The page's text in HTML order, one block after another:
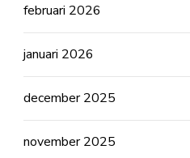
februari 2026
januari 2026
december 2025
november 2025